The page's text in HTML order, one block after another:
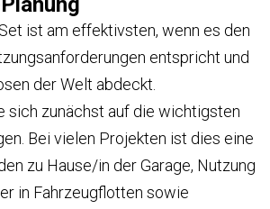
ist am effektivsten, wenn es den
entspricht und
der Welt abdeckt.
sich zunächst auf die wichtigsten
Bei vielen Projekten ist dies eine
zu Hause/in der Garage, Nutzung
in Fahrzeugflotten sowie